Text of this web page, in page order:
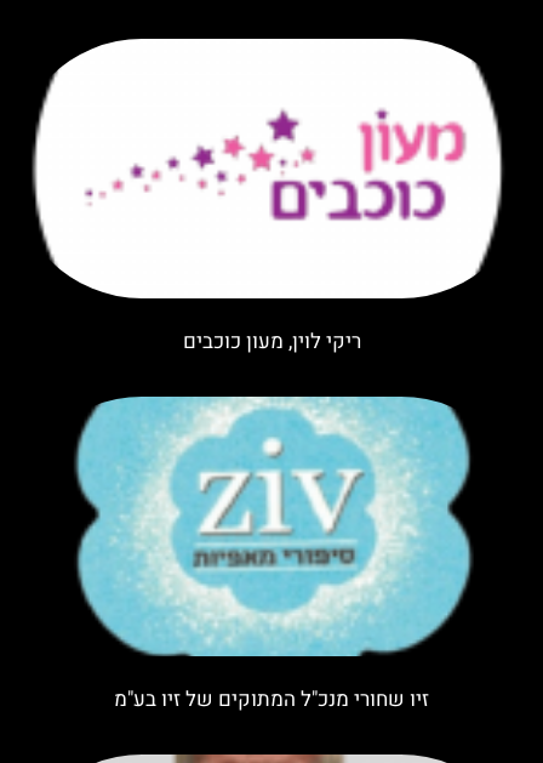
ריקי לוין, מעון כוכבים
זיו שחורי מנכ"ל המתוקים של זיו בע"מ